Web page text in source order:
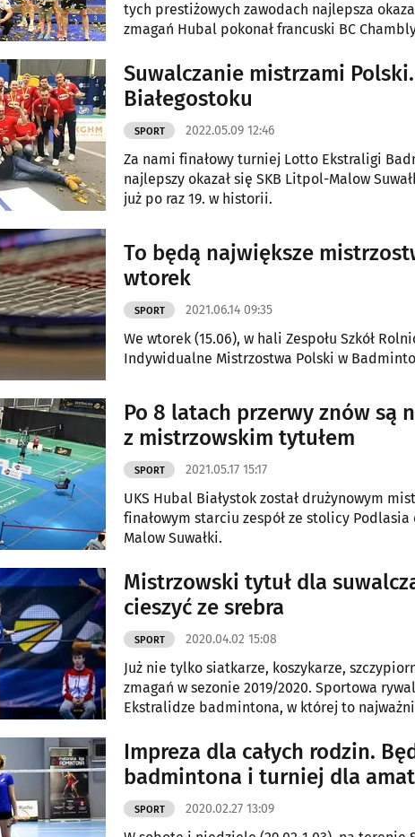
tych prestiżowych zawodach najlepsza
zmagań Hubal pokonał francuski BC
Suwalczanie mistrzami
Białegostoku
SPORT 2022.05.09 12:46
Za nami finałowy turniej Lotto Ekstraligi
najlepszy okazał się SKB Litpol-Malow
już po raz 19. w historii.
To będą największe
wtorek
SPORT 2021.06.14 09:35
We wtorek (15.06), w hali Zespołu Szkół
Indywidualne Mistrzostwa Polski w
Po 8 latach przerwy znów są
z mistrzowskim tytułem
SPORT 2021.05.17 15:17
UKS Hubal Białystok został drużynowym
finałowym starciu zespół ze stolicy
Malow Suwałki.
Mistrzowski tytuł dla
cieszyć ze srebra
SPORT 2020.04.02 15:08
Już nie tylko siatkarze, koszykarze,
zmagań w sezonie 2019/2020. Sportowa
Ekstralidze badmintona, w której to
Impreza dla całych rodzin.
badmintona i turniej dla
SPORT 2020.02.27 13:09